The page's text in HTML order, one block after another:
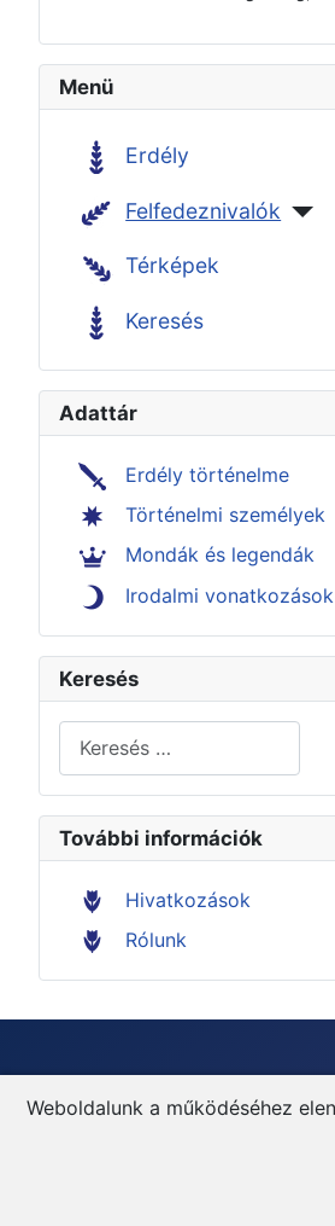
Weboldalunk a működéséhez
Menü
Erdély
Felfedeznivalók
Térképek
Keresés
Adattár
Erdély történelme
Történelmi személyek
Mondák és legendák
Irodalmi vonatkozások
Keresés
Keresés...
További információk
Hivatkozások
Rólunk
Szerzői jog: © 2026 Bizonyos
A weboldalon található tartalom